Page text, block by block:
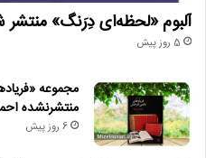
آلبوم «لحظه‌ای دِرَنگ» منتشر
5 روز پیش
مجموعه
منتشرنشده
6 روز پیش